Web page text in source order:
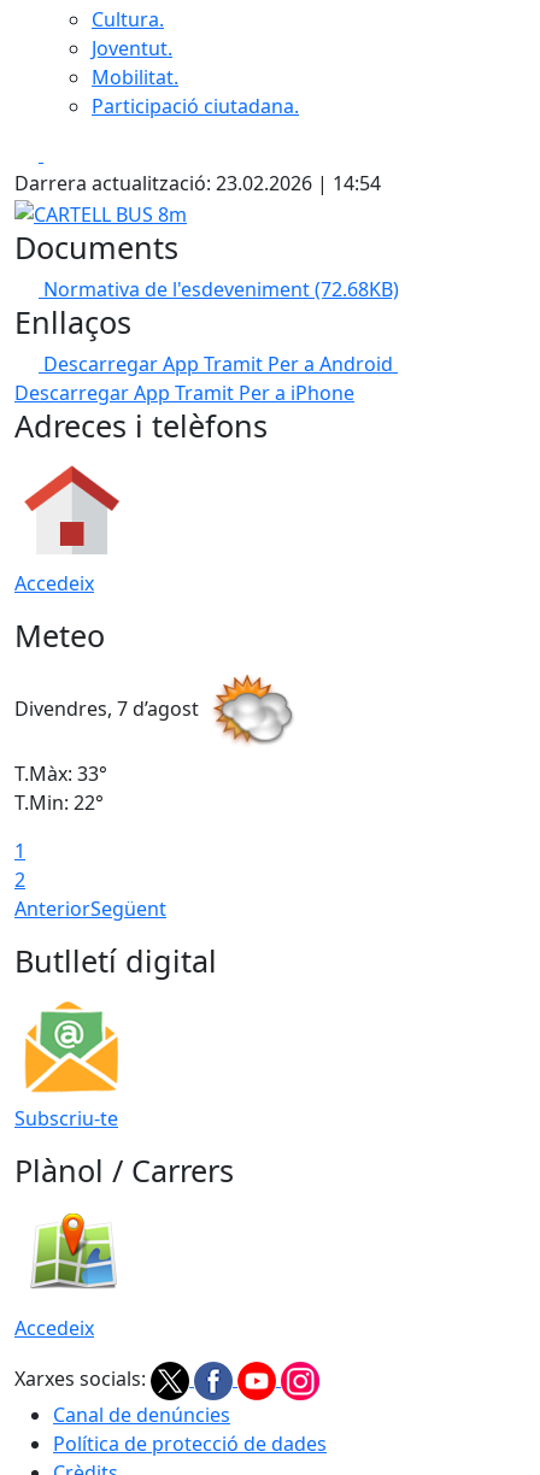
Cultura.
Joventut.
Mobilitat.
Participació ciutadana.
Darrera actualització: 23.02.2026 | 14:54
CARTELL BUS 8m
Documents
Normativa de l'esdeveniment(72.68KB)
Enllaços
Descarregar App Tramit Per a Android
Descarregar App Tramit Per a iPhone
Adreces i telèfons
Accedeix
Meteo
Divendres, 7 d’agost
T.Màx: 33°
T.Min: 22°
1
2
AnteriorSegüent
Butlletí digital
Subscriu-te
Plànol / Carrers
Accedeix
Xarxes socials:
Canal de denúncies
Política de protecció de dades